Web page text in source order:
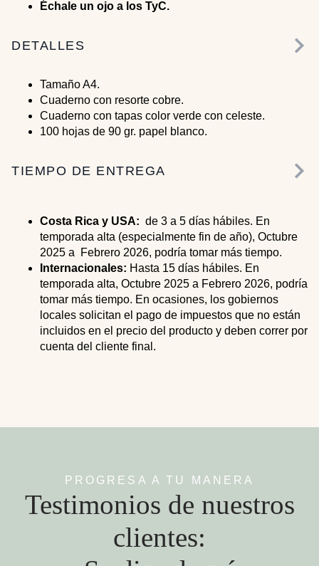
Échale un ojo a los TyC.
DETALLES
Tamaño A4.
Cuaderno con resorte cobre.
Cuaderno con tapas color verde con celeste.
100 hojas de 90 gr. papel blanco.
TIEMPO DE ENTREGA
Costa Rica y USA: de 3 a 5 días hábiles. En
temporada alta (especialmente fin de año), Octubre
2025 a Febrero 2026, podría tomar más tiempo.
Internacionales: Hasta 15 días hábiles. En
temporada alta, Octubre 2025 a Febrero 2026, podría
tomar más tiempo. En ocasiones, los gobiernos
locales solicitan el pago de impuestos que no están
incluidos en el precio del producto y deben correr por
cuenta del cliente final.
PROGRESA A TU MANERA
Testimonios de nuestros
clientes: